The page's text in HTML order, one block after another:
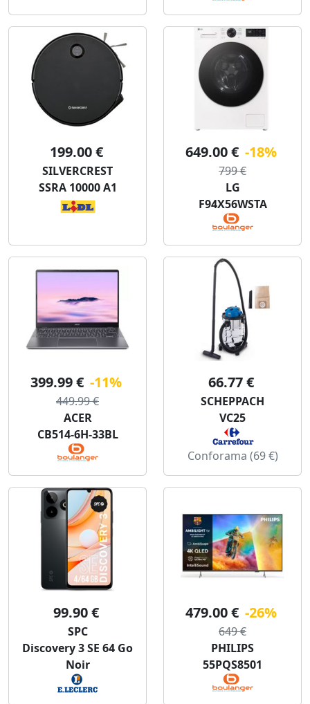
199.00 €
SILVERCREST
SSRA 10000 A1
649.00 € -18%
799 €
LG
F94X56WSTA
399.99 € -11%
449.99 €
ACER
CB514-6H-33BL
66.77 €
SCHEPPACH
VC25
Conforama (69 €)
99.90 €
SPC
Discovery 3 SE 64 Go
Noir
479.00 € -26%
649 €
PHILIPS
55PQS8501